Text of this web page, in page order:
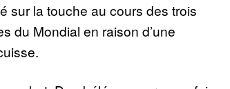
sur la touche au cours des trois
du Mondial en raison d’une